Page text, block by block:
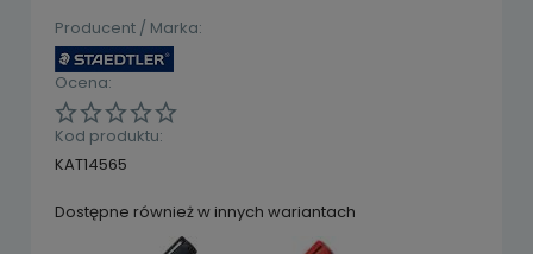
Ocena:
Producent / Marka:
Kod produktu:
KAT14565
Dostępne również w innych wariantach